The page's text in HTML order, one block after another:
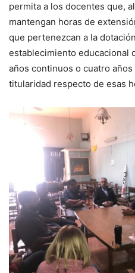
permita a los docentes que,
mantengan horas de
que pertenezcan a la
establecimiento educacional
años continuos o cuatro
titularidad respecto de esas